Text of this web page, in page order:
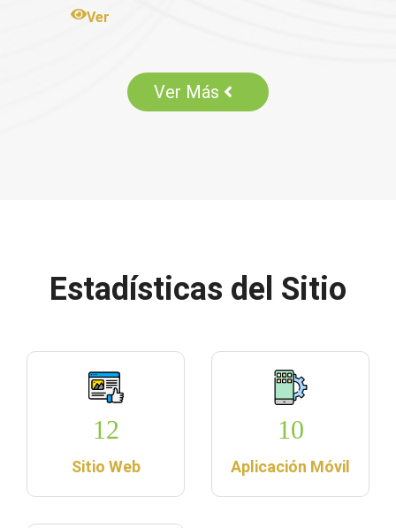
Salem Bahamán, el cual fu...
Ver
Ver Más
Estadísticas del Sitio
12
Sitio Web
10
Aplicación Móvil